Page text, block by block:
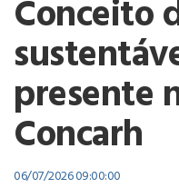
Conceito
presente
Concarh
06/07/2026 09:00:00